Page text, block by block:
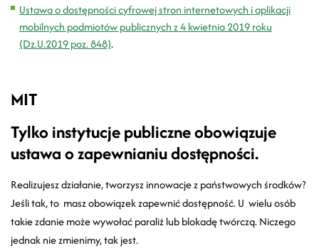
Ustawa o dostępności cyfrowej stron internetowych i aplikacji
mobilnych podmiotów publicznych z 4 kwietnia 2019 roku
(Dz.U.2019 poz. 848).
MIT
Tylko instytucje publiczne obowiązuje
ustawa o zapewnianiu dostępności.
Realizujesz działanie, tworzysz innowacje z państwowych środków?
Jeśli tak, to masz obowiązek zapewnić dostępność. U wielu osób
takie zdanie może wywołać paraliż lub blokadę twórczą. Niczego
jednak nie zmienimy, tak jest.